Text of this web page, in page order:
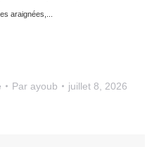
araignées,...
Par ayoub juillet 8, 2026